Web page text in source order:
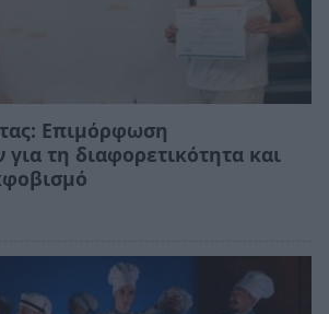
Επιμόρφωση
για τη διαφορετικότητα και